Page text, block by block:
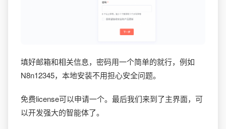
填好邮箱和相关信息，密码用一个简单的就行，例如
N8n12345，本地安装不用担心安全问题。
免费license可以申请一个。最后我们来到了主界面，可
以开发强大的智能体了。